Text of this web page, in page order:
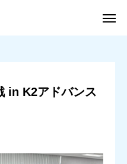
学ぶ14歳の挑戦 in K2アドバンスト
in K2アドバンス